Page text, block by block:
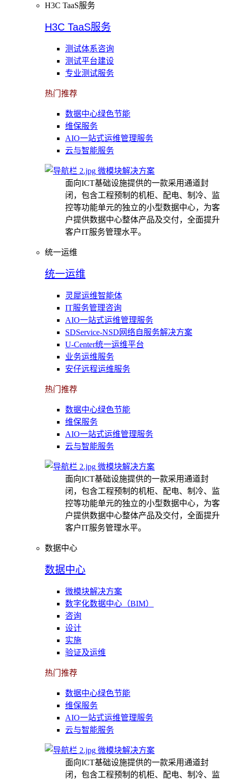
H3C TaaS服务
H3C TaaS服务
测试体系咨询
测试平台建设
专业测试服务
热门推荐
数据中心绿色节能
维保服务
AIO一站式运维管理服务
云与智能服务
微模块解决方案
面向ICT基础设施提供的一款采用通道封
闭，包含工程预制的机柜、配电、制冷、监
控等功能单元的独立的小型数据中心，为客
户提供数据中心整体产品及交付，全面提升
客户IT服务管理水平。
统一运维
统一运维
灵犀运维智能体
IT服务管理咨询
AIO一站式运维管理服务
SDService-NSD网络自服务解决方案
U-Center统一运维平台
业务运维服务
安仔远程运维服务
热门推荐
数据中心绿色节能
维保服务
AIO一站式运维管理服务
云与智能服务
微模块解决方案
面向ICT基础设施提供的一款采用通道封
闭，包含工程预制的机柜、配电、制冷、监
控等功能单元的独立的小型数据中心，为客
户提供数据中心整体产品及交付，全面提升
客户IT服务管理水平。
数据中心
数据中心
微模块解决方案
数字化数据中心（BIM）
咨询
设计
实施
验证及运维
热门推荐
数据中心绿色节能
维保服务
AIO一站式运维管理服务
云与智能服务
微模块解决方案
面向ICT基础设施提供的一款采用通道封
闭，包含工程预制的机柜、配电、制冷、监